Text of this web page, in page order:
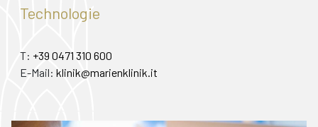
Technologie
T: +39 0471 310 600
E-Mail: klinik@marienklinik.it